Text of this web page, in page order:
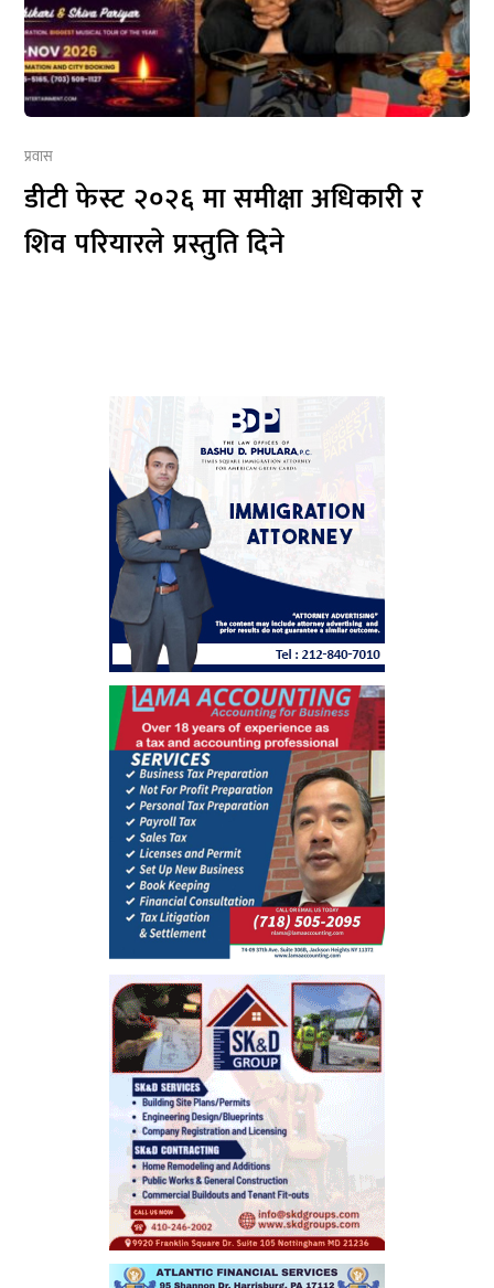
प्रवास
डीटी फेस्ट २०२६ मा समीक्षा अधिकारी र
शिव परियारले प्रस्तुति दिने